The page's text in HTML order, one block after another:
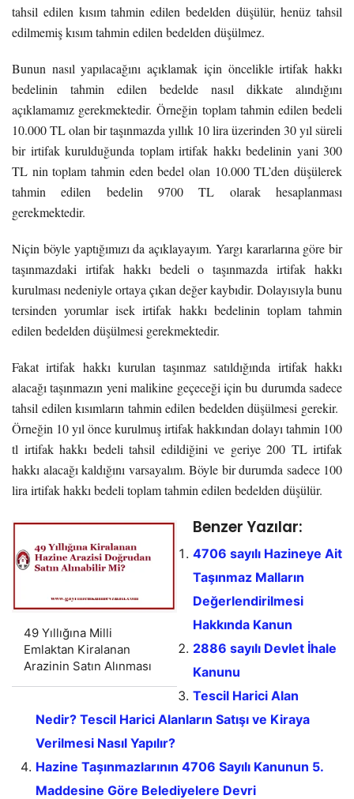
tahsil edilen kısım tahmin edilen bedelden düşülür, henüz tahsil
edilmemiş kısım tahmin edilen bedelden düşülmez.
Bunun nasıl yapılacağını açıklamak için öncelikle irtifak hakkı
bedelinin tahmin edilen bedelde nasıl dikkate alındığını
açıklamamız gerekmektedir. Örneğin toplam tahmin edilen bedeli
10.000 TL olan bir taşınmazda yıllık 10 lira üzerinden 30 yıl süreli
bir irtifak kurulduğunda toplam irtifak hakkı bedelinin yani 300
TL nin toplam tahmin eden bedel olan 10.000 TL’den düşülerek
tahmin edilen bedelin 9700 TL olarak hesaplanması
gerekmektedir.
Niçin böyle yaptığımızı da açıklayayım. Yargı kararlarına göre bir
taşınmazdaki irtifak hakkı bedeli o taşınmazda irtifak hakkı
kurulması nedeniyle ortaya çıkan değer kaybıdir. Dolayısıyla bunu
tersinden yorumlar isek irtifak hakkı bedelinin toplam tahmin
edilen bedelden düşülmesi gerekmektedir.
Fakat irtifak hakkı kurulan taşınmaz satıldığında irtifak hakkı
alacağı taşınmazın yeni malikine geçeceği için bu durumda sadece
tahsil edilen kısımların tahmin edilen bedelden düşülmesi gerekir.
Örneğin 10 yıl önce kurulmuş irtifak hakkından dolayı tahmin 100
tl irtifak hakkı bedeli tahsil edildiğini ve geriye 200 TL irtifak
hakkı alacağı kaldığını varsayalım. Böyle bir durumda sadece 100
lira irtifak hakkı bedeli toplam tahmin edilen bedelden düşülür.
49 Yıllığına Milli
Emlaktan Kiralanan
Arazinin Satın Alınması
Benzer Yazılar:
4706 sayılı Hazineye Ait
Taşınmaz Malların
Değerlendirilmesi
Hakkında Kanun
2886 sayılı Devlet İhale
Kanunu
Tescil Harici Alan
Nedir? Tescil Harici Alanların Satışı ve Kiraya
Verilmesi Nasıl Yapılır?
Hazine Taşınmazlarının 4706 Sayılı Kanunun 5.
Maddesine Göre Belediyelere Devri